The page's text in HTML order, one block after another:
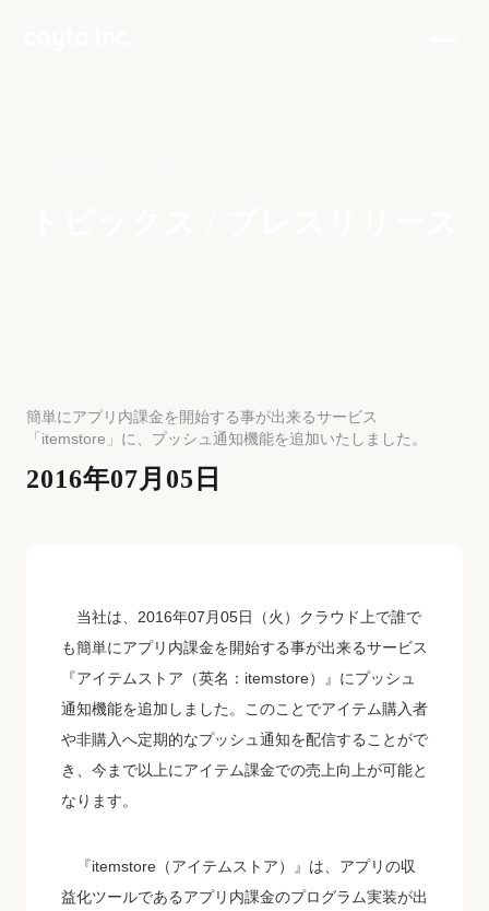
簡単にアプリ内課金を開始する事が出来るサービス
「itemstore」に、プッシュ通知機能を追加いたしました。
2016年07月05日
当社は、2016年07月05日（火）クラウド上で誰で
も簡単にアプリ内課金を開始する事が出来るサービス
『アイテムストア（英名：itemstore）』にプッシュ
通知機能を追加しました。このことでアイテム購入者
や非購入へ定期的なプッシュ通知を配信することがで
き、今まで以上にアイテム課金での売上向上が可能と
なります。
『itemstore（アイテムストア）』は、アプリの収
益化ツールであるアプリ内課金のプログラム実装が出